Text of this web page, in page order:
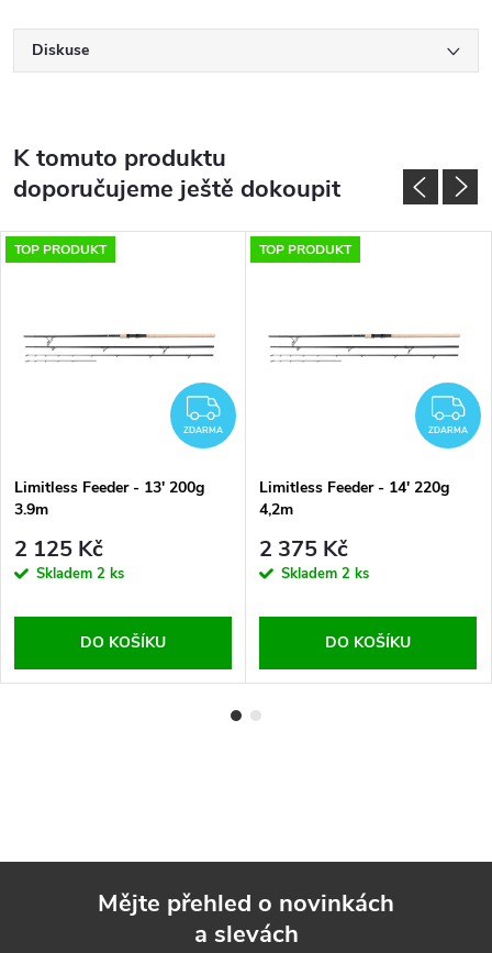
Diskuse
K tomuto produktu
doporučujeme ještě dokoupit
TOP PRODUKT
ZDARMA
ZDARMA
Limitless Feeder - 13' 200g
3.9m
2 125 Kč
Skladem 2 ks
DO KOŠÍKU
TOP PRODUKT
ZDARMA
Limitless Feeder - 14' 220g
4,2m
2 375 Kč
Skladem 2 ks
DO KOŠÍKU
Mějte přehled o novinkách
a slevách